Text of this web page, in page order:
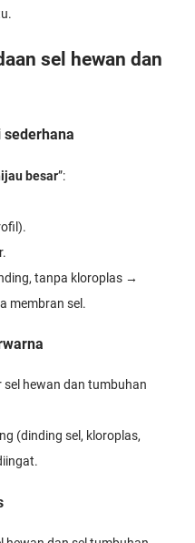
sel hewan dan
besar”:
tanpa kloroplas →
membran sel.
hewan dan tumbuhan
(dinding sel, kloroplas,